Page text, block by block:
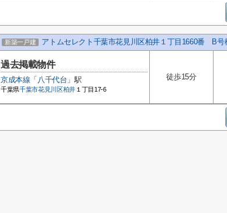
新築一戸建 アトムセレクト千葉市花見川区柏井１丁目1660番 B号
過去掲載物件
京成本線 「 八千代台 」駅
千葉県千葉市花見川区柏井１丁目17-6
徒歩15分